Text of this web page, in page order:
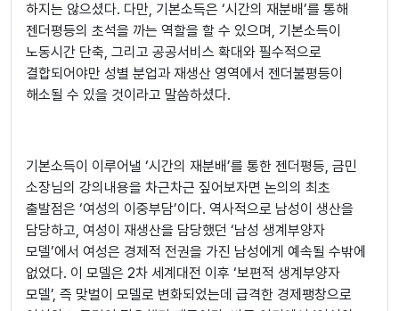
하지는 않으셨다. 다만, 기본소득은 ‘시간의 재분배’를 통해
젠더평등의 초석을 까는 역할을 할 수 있으며, 기본소득이
노동시간 단축, 그리고 공공서비스 확대와 필수적으로
결합되어야만 성별 분업과 재생산 영역에서 젠더불평등이
해소될 수 있을 것이라고 말씀하셨다.
기본소득이 이루어낼 ‘시간의 재분배’를 통한 젠더평등, 금민
소장님의 강의내용을 차근차근 짚어보자면 논의의 최초
출발점은 ‘여성의 이중부담’이다. 역사적으로 남성이 생산을
담당하고, 여성이 재생산을 담당했던 ‘남성 생계부양자
모델’에서 여성은 경제적 전권을 가진 남성에게 예속될 수밖에
없었다. 이 모델은 2차 세계대전 이후 ‘보편적 생계부양자
모델’, 즉 맞벌이 모델로 변화되었는데 급격한 경제팽창으로